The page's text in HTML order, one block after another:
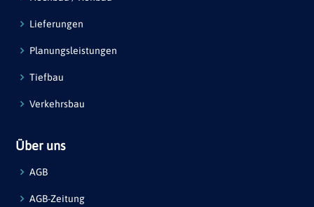
Lieferungen
Planungsleistungen
Tiefbau
Verkehrsbau
Über uns
AGB
AGB-Zeitung